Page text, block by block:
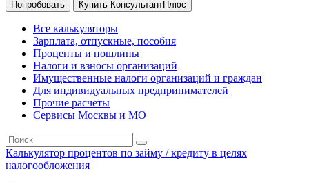
Попробовать Купить КонсультантПлюс
Все калькуляторы
Зарплата, отпускные, пособия
Проценты и пошлины
Налоги и взносы организаций
Имущественные налоги организаций и граждан
Для индивидуальных предпринимателей
Прочие расчеты
Сервисы Москвы и МО
Калькулятор процентов по займу / кредиту в целях
налогообложения